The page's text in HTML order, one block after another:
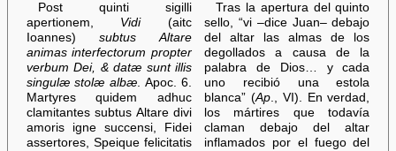
Post quinti sigilli
apertionem, Vidi(aitc
Ioannes)subtus Altare
animas interfectorum propter
verbum Dei, & datæ sunt illis
singulæ stolæ albæ. Apoc. 6.
Martyres quidem adhuc
clamitantes subtus Altare divi
amoris igne succensi, Fidei
assertores, Speique felicitatis
Tras la apertura del quinto
sello, “vi –dice Juan– debajo
del altar las almas de los
degollados a causa de la
palabra de Dios… y cada
uno recibió una estola
blanca” (Ap., VI). En verdad,
los mártires que todavía
claman debajo del altar
inflamados por el fuego del